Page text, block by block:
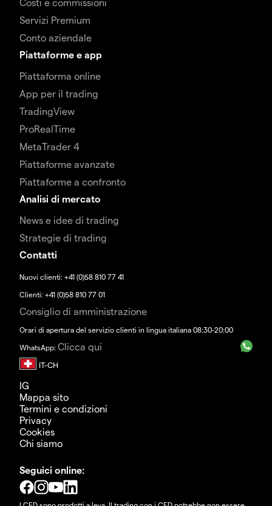
Costi e commissioni
Servizi Premium
Conto aziendale
Piattaforme e app
Piattaforma online
App per il trading
TradingView
ProRealTime
MetaTrader 4
Piattaforme avanzate
Piattaforme a confronto
Analisi di mercato
News e idee di trading
Strategie di trading
Contatti
Nuovi clienti: +41 (0)58 810 77 41
Clienti: +41 (0)58 810 77 01
Consiglio di amministrazione
Orari di apertura del servizio clienti in lingua italiana 08:30-20:00
WhatsApp: Clicca qui
IG
Mappa sito
Termini e condizioni
Privacy
Cookies
Chi siamo
Seguici online: